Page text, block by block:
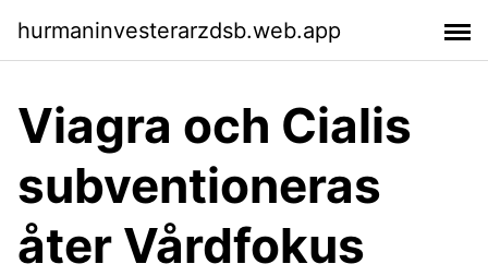
hurmaninvesterarzdsb.web.app
Viagra och Cialis
subventioneras
åter Vårdfokus